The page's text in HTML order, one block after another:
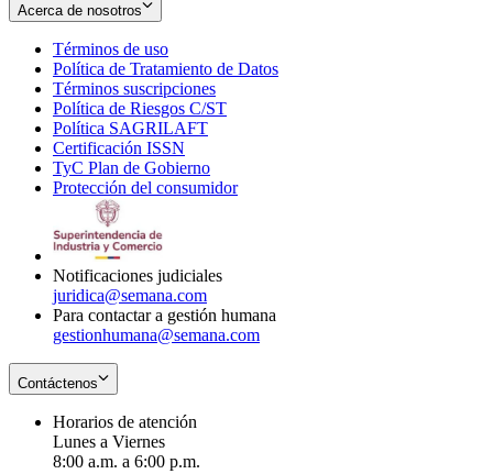
Acerca de nosotros
Términos de uso
in
new
window
Política de Tratamiento de Datos
Términos suscripciones
in
Política de Riesgos C/ST
Política SAGRILAFT
new
window
Certificación ISSN
in
new
TyC Plan de Gobierno
in
Protección del consumidorOpens
Notificaciones judiciales
juridica@semana.com
Para contactar a gestión humana
gestionhumana@semana.com
Contáctenos
Horarios de atención
Lunes a Viernes
8:00 a.m. a 6:00 p.m.